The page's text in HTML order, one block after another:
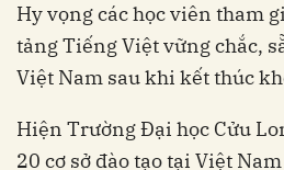
Hy vọng các học viên tham
tảng Tiếng Việt vững chắc,
Việt Nam sau khi kết thúc
Hiện Trường Đại học Cửu
20 cơ sở đào tạo tại Việt